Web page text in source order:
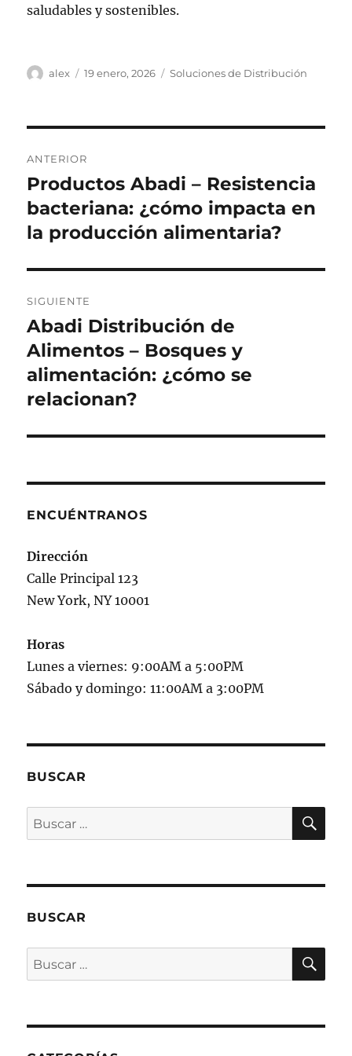
saludables y sostenibles.
Autor
alex
Publicado
19 enero, 2026 Categorías
Soluciones de Distribución
de
entradas
ANTERIOR
Entrada
anterior:
Productos Abadi – Resistencia
bacteriana: ¿cómo impacta en
la producción alimentaria?
SIGUIENTE
Siguiente
entrada:
Abadi Distribución de
Alimentos – Bosques y
alimentación: ¿cómo se
relacionan?
ENCUÉNTRANOS
Dirección
Calle Principal 123
New York, NY 10001
Horas
Lunes a viernes: 9:00AM a 5:00PM
Sábado y domingo: 11:00AM a 3:00PM
BUSCAR
Buscar
por:
BUSCAR
Buscar
por: